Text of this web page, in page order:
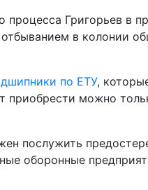
процесса Григорьев в
в колонии
по ЕТУ,
приобрести можно
послужить
оборонные